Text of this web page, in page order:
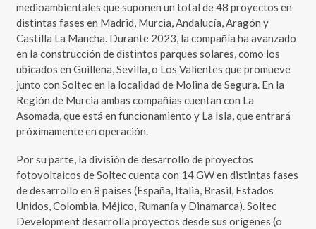
medioambientales que suponen un total de 48 proyectos en
distintas fases en Madrid, Murcia, Andalucía, Aragón y
Castilla La Mancha. Durante 2023, la compañía ha avanzado
en la construcción de distintos parques solares, como los
ubicados en Guillena, Sevilla, o Los Valientes que promueve
junto con Soltec en la localidad de Molina de Segura. En la
Región de Murcia ambas compañías cuentan con La
Asomada, que está en funcionamiento y La Isla, que entrará
próximamente en operación.
Por su parte, la división de desarrollo de proyectos
fotovoltaicos de Soltec cuenta con 14 GW en distintas fases
de desarrollo en 8 países (España, Italia, Brasil, Estados
Unidos, Colombia, Méjico, Rumanía y Dinamarca). Soltec
Development desarrolla proyectos desde sus orígenes (o